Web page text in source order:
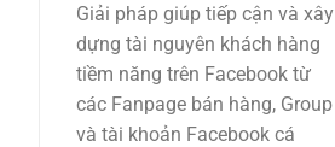
Giải pháp giúp tiếp cận và xây
dựng tài nguyên khách hàng
tiềm năng trên Facebook từ
các Fanpage bán hàng, Group
và tài khoản Facebook cá